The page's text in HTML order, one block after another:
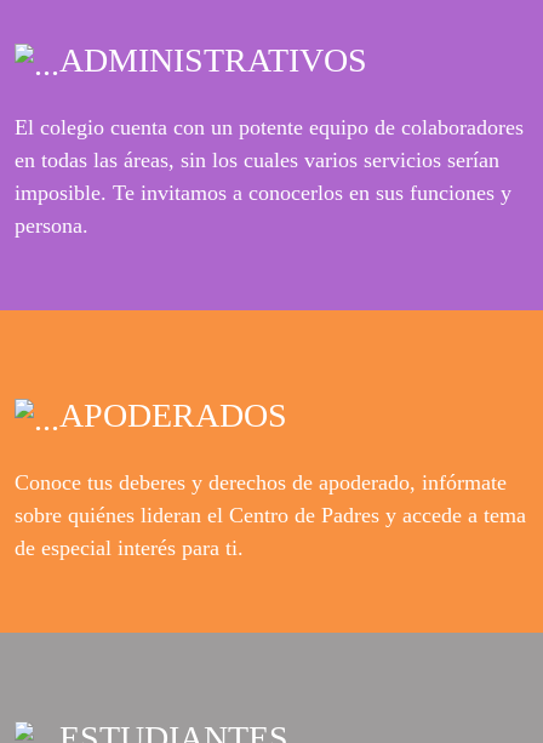
ADMINISTRATIVOS
El colegio cuenta con un potente equipo de colaboradores
en todas las áreas, sin los cuales varios servicios serían
imposible. Te invitamos a conocerlos en sus funciones y
persona.
APODERADOS
Conoce tus deberes y derechos de apoderado, infórmate
sobre quiénes lideran el Centro de Padres y accede a tema
de especial interés para ti.